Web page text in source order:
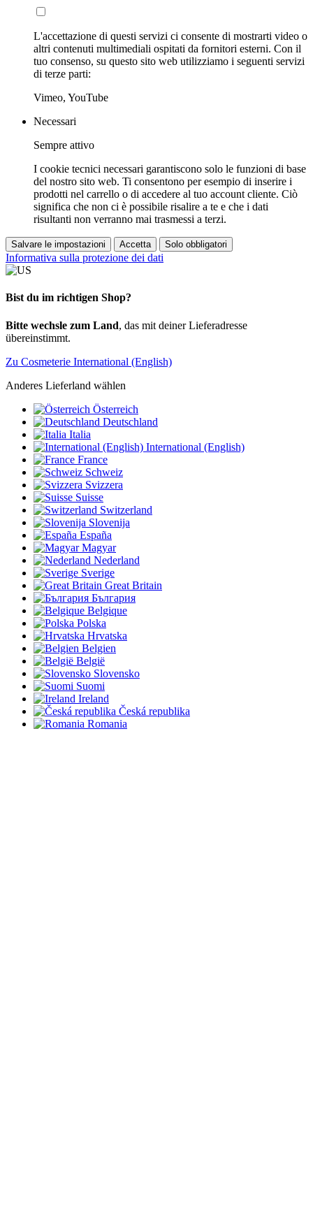
L'accettazione di questi servizi ci consente di mostrarti video o
altri contenuti multimediali ospitati da fornitori esterni. Con il
tuo consenso, su questo sito web utilizziamo i seguenti servizi
di terze parti:
Vimeo, YouTube
Necessari
Sempre attivo
I cookie tecnici necessari garantiscono solo le funzioni di base
del nostro sito web. Ti consentono per esempio di inserire i
prodotti nel carrello o di accedere al tuo account cliente. Ciò
significa che non ci è possibile risalire a te e che i dati
risultanti non verranno mai trasmessi a terzi.
Salvare le impostazioni Accetta Solo obbligatori
Informativa sulla protezione dei dati
Bist du im richtigen Shop?
Bitte wechsle zum Land, das mit deiner Lieferadresse
übereinstimmt.
Zu Cosmeterie International (English)
Anderes Lieferland wählen
Österreich
Deutschland
Italia
International (English)
France
Schweiz
Svizzera
Suisse
Switzerland
Slovenija
España
Magyar
Nederland
Sverige
Great Britain
България
Belgique
Polska
Hrvatska
Belgien
België
Slovensko
Suomi
Ireland
Česká republika
Romania